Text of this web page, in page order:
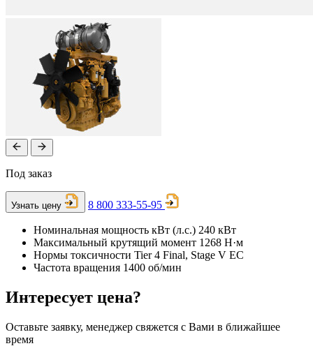
Под заказ
Узнать цену 8 800 333-55-95
Номинальная мощность кВт (л.с.) 240 кВт
Максимальный крутящий момент 1268 Н·м
Нормы токсичности Tier 4 Final, Stage V ЕС
Частота вращения 1400 об/мин
Интересует цена?
Оставьте заявку, менеджер свяжется с Вами в ближайшее
время